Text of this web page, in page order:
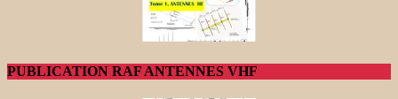
PUBLICATION RAF ANTENNES VHF